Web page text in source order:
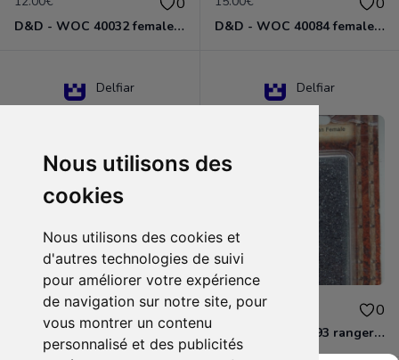
Nous utilisons des
cookies
Nous utilisons des cookies et
d'autres technologies de suivi
pour améliorer votre expérience
de navigation sur notre site, pour
vous montrer un contenu
personnalisé et des publicités
D&D - WOC 40032 female halfling rogue Miniature - Donjons Dragons D&D - WOC 40084 female human wizard Miniature - Donjons Dragons
Delfiar
15.00€ 0
D&D - 88286 paladin human male Miniature - Donjons Dragons
Delfiar
12.00€ 0
D&D - WOC 40093 ranger human female Miniature - Donjons Dragons